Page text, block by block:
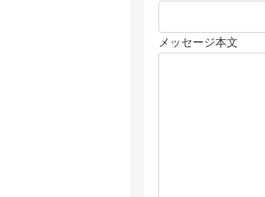
メッセージ本文